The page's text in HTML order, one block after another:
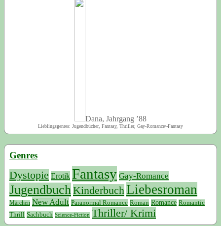
Dana, Jahrgang ’88
Lieblingsgenres: Jugendbücher, Fantasy, Thriller, Gay-Romance/-Fantasy
Genres
Dystopie Erotik Fantasy Gay-Romance
JugendbuchKinderbuchLiebesroman
Märchen New Adult Paranormal Romance Roman Romance Romantic
Thrill Sachbuch Science-Fiction Thriller/ Krimi